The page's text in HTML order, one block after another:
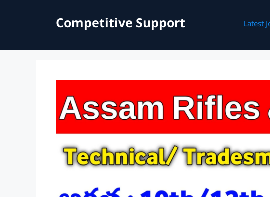
Competitive Support Latest